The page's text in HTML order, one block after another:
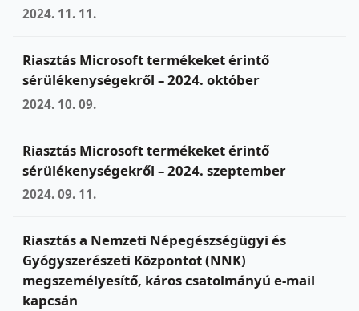
2024. 11. 11.
Riasztás Microsoft termékeket érintő
sérülékenységekről – 2024. október
2024. 10. 09.
Riasztás Microsoft termékeket érintő
sérülékenységekről – 2024. szeptember
2024. 09. 11.
Riasztás a Nemzeti Népegészségügyi és
Gyógyszerészeti Központot (NNK)
megszemélyesítő, káros csatolmányú e-mail
kapcsán